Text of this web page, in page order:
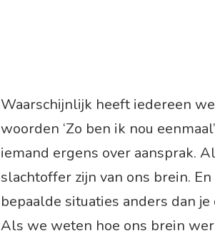
Waarschijnlijk heeft iedereen
woorden ‘Zo ben ik nou
iemand ergens over aansprak.
slachtoffer zijn van ons brein.
bepaalde situaties anders dan
Als we weten hoe ons brein